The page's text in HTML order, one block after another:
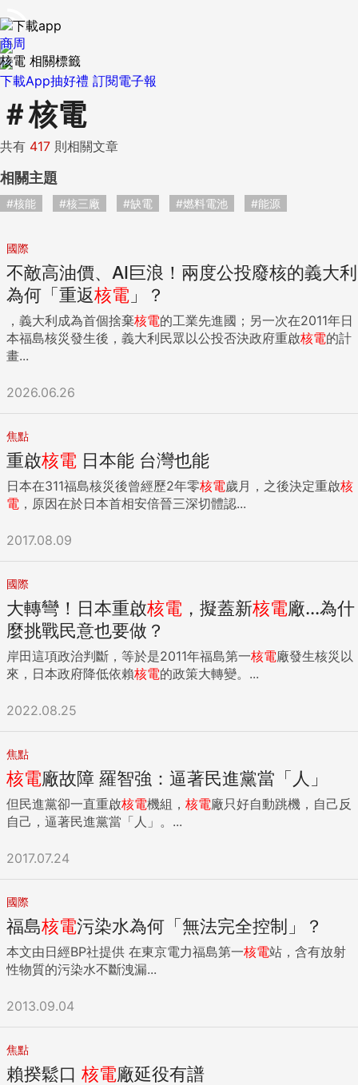
下載App抽好禮 訂閱電子報
商周
核電 相關標籤
＃核電
共有 417 則相關文章
相關主題
#核能 #核三廠 #缺電 #燃料電池 #能源
國際
不敵高油價、AI巨浪！兩度公投廢核的義大利
為何「重返核電 」？
，義大利成為首個捨棄核電的工業先進國；另一次在2011年日
本福島核災發生後，義大利民眾以公投否決政府重啟核電的計
畫...
2026.06.26
焦點
重啟核電 日本能 台灣也能
日本在311福島核災後曾經歷2年零核電歲月，之後決定重啟核
電 ，原因在於日本首相安倍晉三深切體認...
2017.08.09
國際
大轉彎！日本重啟核電 ，擬蓋新核電廠...為什
麼挑戰民意也要做？
岸田這項政治判斷，等於是2011年福島第一核電廠發生核災以
來，日本政府降低依賴核電的政策大轉變。...
2022.08.25
焦點
核電廠故障 羅智強：逼著民進黨當「人」
但民進黨卻一直重啟核電機組， 核電廠只好自動跳機，自己反
自己，逼著民進黨當「人」。...
2017.07.24
國際
福島核電污染水為何「無法完全控制」？
本文由日經BP社提供 在東京電力福島第一核電站，含有放射
性物質的污染水不斷洩漏...
2013.09.04
焦點
賴揆鬆口 核電廠延役有譜